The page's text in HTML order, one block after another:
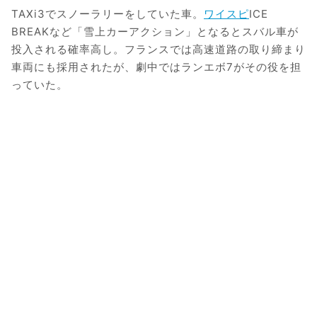
TAXi3でスノーラリーをしていた車。 ワイスピICE
BREAKなど「雪上カーアクション」となるとスバル車が
投入される確率高し。フランスでは高速道路の取り締まり
車両にも採用されたが、劇中ではランエボ7がその役を担
っていた。